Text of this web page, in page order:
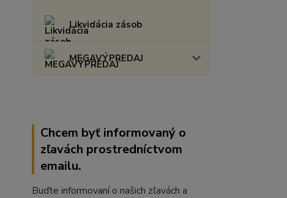
Likvidácia zásob
MEGAVÝPREDAJ
Chcem byť informovaný o
zľavách prostredníctvom
emailu.
Buďte informovaní o našich zľavách a